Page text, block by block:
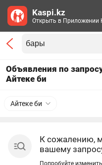
Объявления по
Айтеке би
Айтеке би
К сожалению,
вашему
Попробуйте
Kaspi.kz
Открыть в Приложении